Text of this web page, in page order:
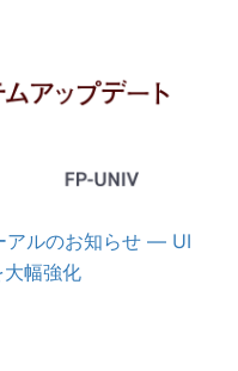
アルのお知らせ — UI
幅強化